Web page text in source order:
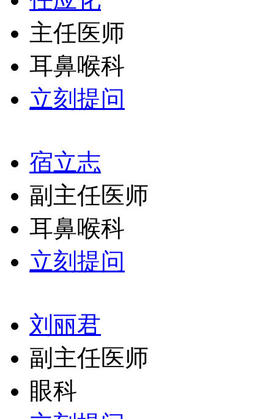
主任医师
耳鼻喉科
立刻提问
宿立志
副主任医师
耳鼻喉科
立刻提问
刘丽君
副主任医师
眼科